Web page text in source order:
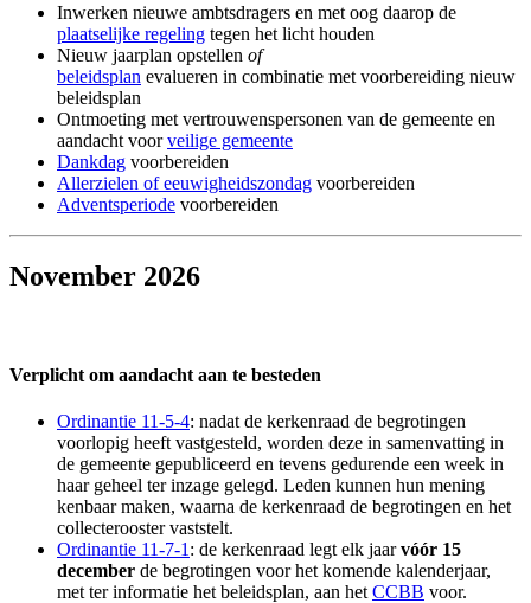
Inwerken nieuwe ambtsdragers en met oog daarop de
plaatselijke regeling tegen het licht houden
Nieuw jaarplan opstellen of
beleidsplan evalueren in combinatie met voorbereiding nieuw
beleidsplan
Ontmoeting met vertrouwenspersonen van de gemeente en
aandacht voorveilige gemeente
Dankdag voorbereiden
Allerzielen of eeuwigheidszondag voorbereiden
Adventsperiode voorbereiden
November 2026
Verplicht om aandacht aan te besteden
Ordinantie 11-5-4: nadat de kerkenraad de begrotingen
voorlopig heeft vastgesteld, worden deze in samenvatting in
de gemeente gepubliceerd en tevens gedurende een week in
haar geheel ter inzage gelegd. Leden kunnen hun mening
kenbaar maken, waarna de kerkenraad de begrotingen en het
collecterooster vaststelt.
Ordinantie 11-7-1 : de kerkenraad legt elk jaarvóór 15
december de begrotingen voor het komende kalenderjaar,
met ter informatie het beleidsplan, aan het CCBB voor.